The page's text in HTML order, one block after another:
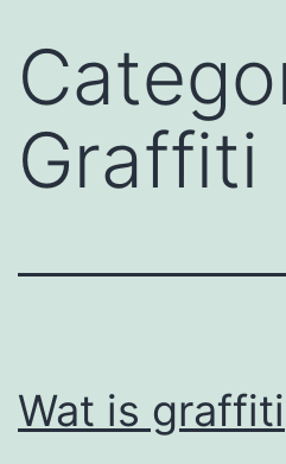
Graffiti
Wat is graffiti